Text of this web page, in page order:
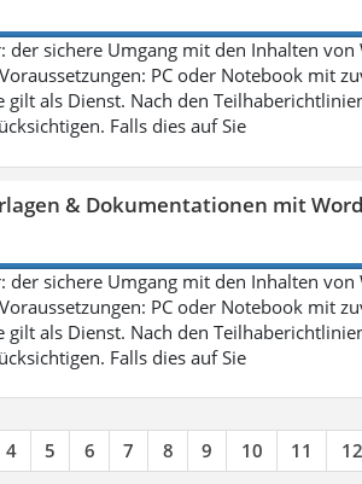
der sichere Umgang mit den Inhalten
PC oder Notebook mit
gilt als Dienst. Nach den
Falls dies auf Sie
& Dokumentationen mit
der sichere Umgang mit den Inhalten
PC oder Notebook mit
gilt als Dienst. Nach den
Falls dies auf Sie
4 5 6 7 8 9 10 11 12